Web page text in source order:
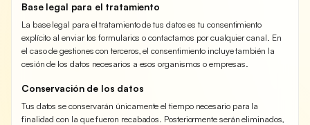
Base legal para el tratamiento
La base legal para el tratamiento de tus datos es tu consentimiento
explícito al enviar los formularios o contactarnos por cualquier canal. En
el caso de gestiones con terceros, el consentimiento incluye también la
cesión de los datos necesarios a esos organismos o empresas.
Conservación de los datos
Tus datos se conservarán únicamente el tiempo necesario para la
finalidad con la que fueron recabados. Posteriormente serán eliminados,